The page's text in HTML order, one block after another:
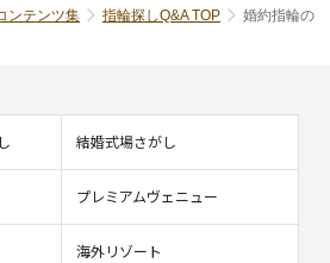
ンテンツ集
指輪探しQ&A TOP
婚約指輪の
結婚式場さがし
プレミアムヴェニュー
海外リゾート